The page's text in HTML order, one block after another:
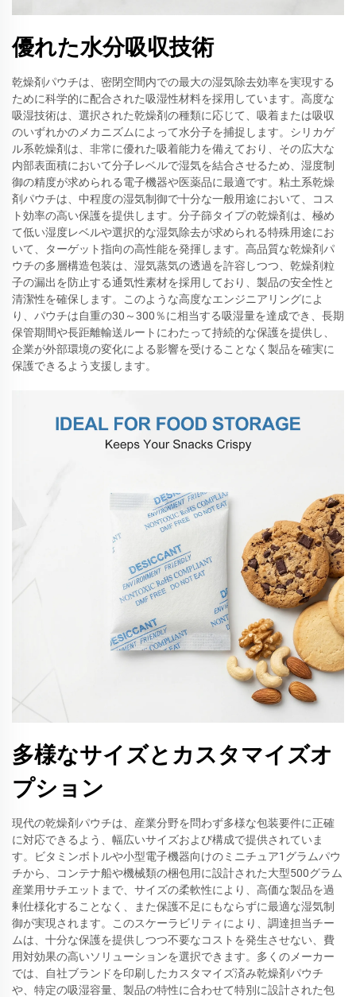
優れた水分吸収技術
乾燥剤パウチは、密閉空間内での最大の湿気除去効率を実現する
ために科学的に配合された吸湿性材料を採用しています。高度な
吸湿技術は、選択された乾燥剤の種類に応じて、吸着または吸収
のいずれかのメカニズムによって水分子を捕捉します。シリカゲ
ル系乾燥剤は、非常に優れた吸着能力を備えており、その広大な
内部表面積において分子レベルで湿気を結合させるため、湿度制
御の精度が求められる電子機器や医薬品に最適です。粘土系乾燥
剤パウチは、中程度の湿気制御で十分な一般用途において、コス
ト効率の高い保護を提供します。分子篩タイプの乾燥剤は、極め
て低い湿度レベルや選択的な湿気除去が求められる特殊用途にお
いて、ターゲット指向の高性能を発揮します。高品質な乾燥剤パ
ウチの多層構造包装は、湿気蒸気の透過を許容しつつ、乾燥剤粒
子の漏出を防止する通気性素材を採用しており、製品の安全性と
清潔性を確保します。このような高度なエンジニアリングによ
り、パウチは自重の30～300％に相当する吸湿量を達成でき、長期
保管期間や長距離輸送ルートにわたって持続的な保護を提供し、
企業が外部環境の変化による影響を受けることなく製品を確実に
保護できるよう支援します。
多様なサイズとカスタマイズオ
プション
現代の乾燥剤パウチは、産業分野を問わず多様な包装要件に正確
に対応できるよう、幅広いサイズおよび構成で提供されていま
す。ビタミンボトルや小型電子機器向けのミニチュア1グラムパウ
チから、コンテナ船や機械類の梱包用に設計された大型500グラム
産業用サチエットまで、サイズの柔軟性により、高価な製品を過
剰仕様化することなく、また保護不足にもならずに最適な湿気制
御が実現されます。このスケーラビリティにより、調達担当チー
ムは、十分な保護を提供しつつ不要なコストを発生させない、費
用対効果の高いソリューションを選択できます。多くのメーカー
では、自社ブランドを印刷したカスタマイズ済み乾燥剤パウチ
や、特定の吸湿容量、製品の特性に合わせて特別に設計された包